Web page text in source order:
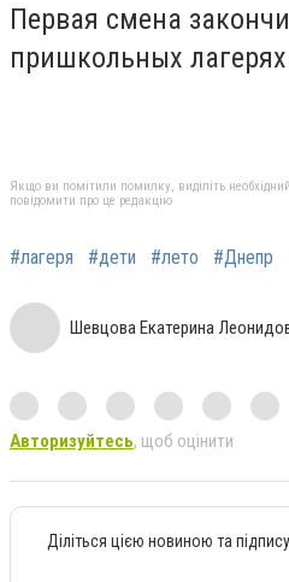
Первая смена
пришкольных
Якщо ви помітили помилку, виділіть
повідомити про це редакцію
#лагеря #дети #лето #Днепр
Шевцова Екатерина
Авторизуйтесь, щоб оцінити
Діліться цією новиною та